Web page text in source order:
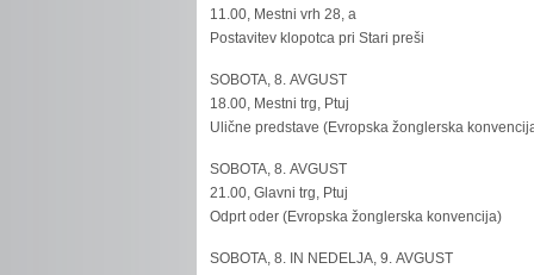
11.00, Mestni vrh 28, a
Postavitev klopotca pri Stari preši
SOBOTA, 8. AVGUST
18.00, Mestni trg, Ptuj
Ulične predstave (Evropska žonglerska
SOBOTA, 8. AVGUST
21.00, Glavni trg, Ptuj
Odprt oder (Evropska žonglerska konvencija)
SOBOTA, 8. IN NEDELJA, 9. AVGUST